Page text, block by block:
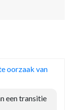
oorzaak van
een transitie